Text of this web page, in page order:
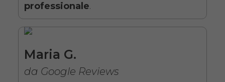
da 109,01€
SCHEDA COMPLETA
professionale.
Maria G.
da Google Reviews